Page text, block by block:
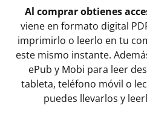
Al comprar obtienes
viene en formato digital
imprimirlo o leerlo en tu
este mismo instante.
ePub y Mobi para leer
tableta, teléfono móvil o
puedes llevarlos y